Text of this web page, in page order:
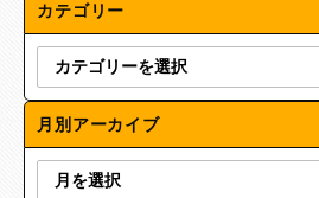
カテゴリー
月別アーカイブ